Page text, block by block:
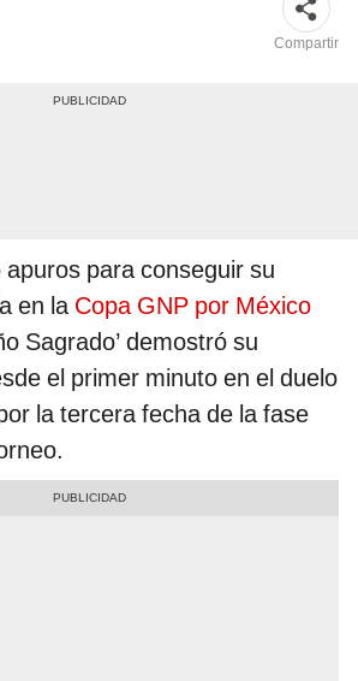
Compartir
apuros para conseguir su
en la Copa GNP por México
Sagrado’ demostró su
el primer minuto en el duelo
la tercera fecha de la fase